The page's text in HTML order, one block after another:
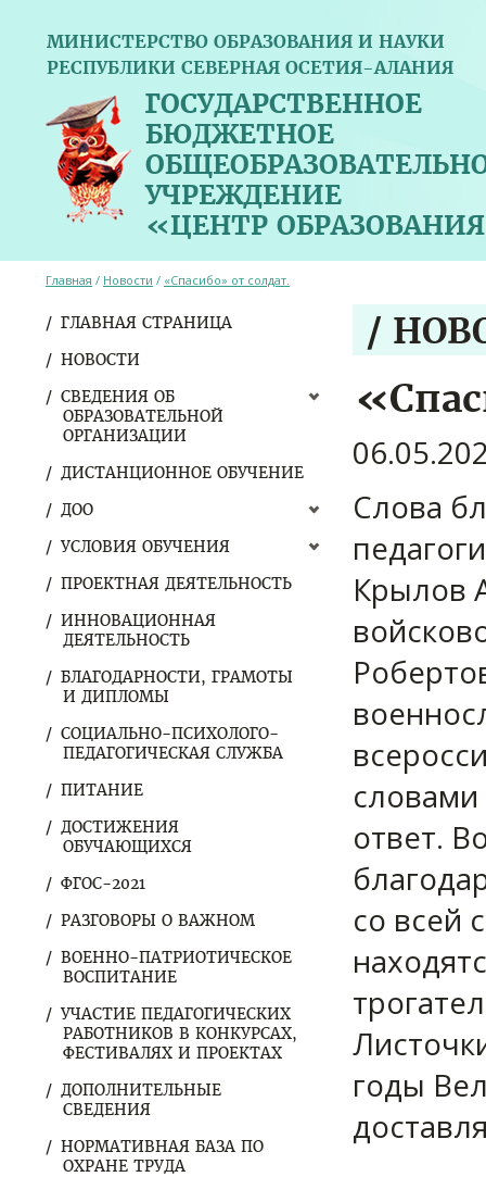
МИНИСТЕРСТВО ОБРАЗОВАНИЯ И НАУКИ
РЕСПУБЛИКИ СЕВЕРНАЯ ОСЕТИЯ-АЛАНИЯ
ГОСУДАРСТВЕННОЕ
БЮДЖЕТНОЕ
УЧРЕЖДЕНИЕ
«ЦЕНТР
ГЛАВНАЯ СТРАНИЦА
НОВОСТИ
СВЕДЕНИЯ ОБ
ОБРАЗОВАТЕЛЬНОЙ
ОРГАНИЗАЦИИ
ДИСТАНЦИОННОЕ ОБУЧЕНИЕ
ДОО
УСЛОВИЯ ОБУЧЕНИЯ
ПРОЕКТНАЯ ДЕЯТЕЛЬНОСТЬ
ИННОВАЦИОННАЯ
ДЕЯТЕЛЬНОСТЬ
БЛАГОДАРНОСТИ, ГРАМОТЫ
И ДИПЛОМЫ
СОЦИАЛЬНО-ПСИХОЛОГО-
ПЕДАГОГИЧЕСКАЯ СЛУЖБА
ПИТАНИЕ
ДОСТИЖЕНИЯ
ОБУЧАЮЩИХСЯ
ФГОС-2021
РАЗГОВОРЫ О ВАЖНОМ
ВОЕННО-ПАТРИОТИЧЕСКОЕ
ВОСПИТАНИЕ
УЧАСТИЕ ПЕДАГОГИЧЕСКИХ
РАБОТНИКОВ В КОНКУРСАХ,
ФЕСТИВАЛЯХ И ПРОЕКТАХ
ДОПОЛНИТЕЛЬНЫЕ
СВЕДЕНИЯ
НОРМАТИВНАЯ БАЗА ПО
ОХРАНЕ ТРУДА
Главная / Новости / «Спасибо» от солдат.
/
Слова
Крылов
ответ.
со всей
годы